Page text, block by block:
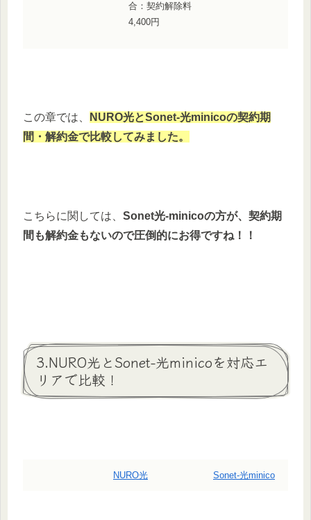
合：契約解除料
4,400円
この章では、
NURO光とSonet-光minicoの契約期
間・解約金で比較してみました。
こちらに関しては、 Sonet光-minicoの方が、契約期
間も解約金もないので圧倒的にお得ですね！！
3.NURO光とSonet-光minicoを対応エ
リアで比較！
NURO光 Sonet-光minico